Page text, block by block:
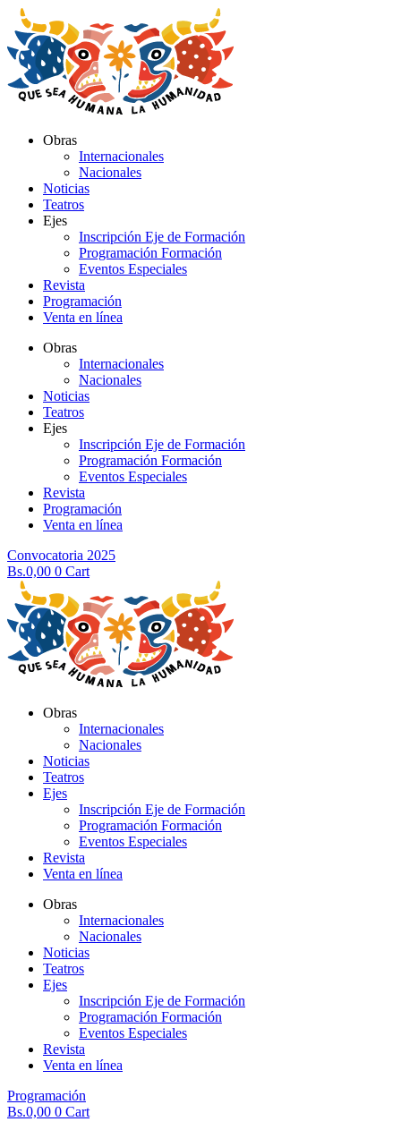
al
contenido
Obras
Internacionales
Nacionales
Noticias
Teatros
Ejes
Inscripción Eje de Formación
Programación Formación
Eventos Especiales
Revista
Programación
Venta en línea
Obras
Internacionales
Nacionales
Noticias
Teatros
Ejes
Inscripción Eje de Formación
Programación Formación
Eventos Especiales
Revista
Programación
Venta en línea
Convocatoria 2025
Bs.0,00 0 Cart
Obras
Internacionales
Nacionales
Noticias
Teatros
Ejes
Inscripción Eje de Formación
Programación Formación
Eventos Especiales
Revista
Venta en línea
Obras
Internacionales
Nacionales
Noticias
Teatros
Ejes
Inscripción Eje de Formación
Programación Formación
Eventos Especiales
Revista
Venta en línea
Programación
Bs.0,00 0 Cart